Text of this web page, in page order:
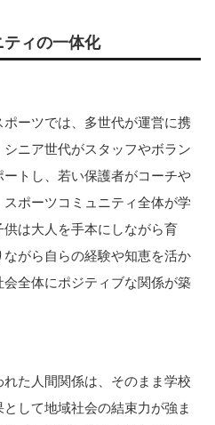
ィの一体化
ーツでは、多世代が運営に携
ニア世代がスタッフやボラン
トし、若い保護者がコーチや
ポーツコミュニティ全体が学
は大人を手本にしながら育
がら自らの経験や知恵を活か
全体にポジティブな関係が築
た人間関係は、そのまま学校
して地域社会の結束力が強ま